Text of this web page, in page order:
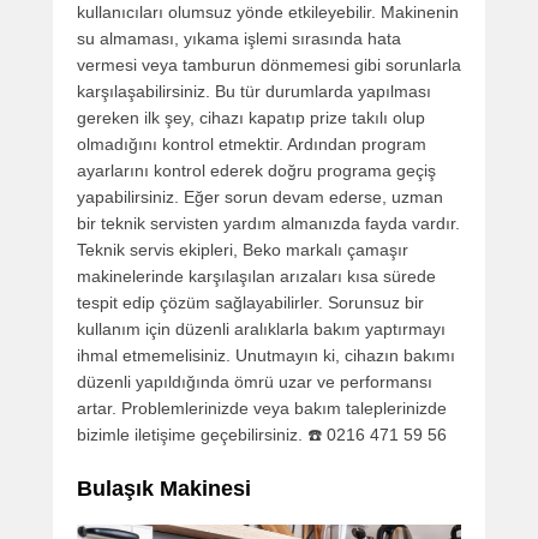
kullanıcıları olumsuz yönde etkileyebilir. Makinenin
su almaması, yıkama işlemi sırasında hata
vermesi veya tamburun dönmemesi gibi sorunlarla
karşılaşabilirsiniz. Bu tür durumlarda yapılması
gereken ilk şey, cihazı kapatıp prize takılı olup
olmadığını kontrol etmektir. Ardından program
ayarlarını kontrol ederek doğru programa geçiş
yapabilirsiniz. Eğer sorun devam ederse, uzman
bir teknik servisten yardım almanızda fayda vardır.
Teknik servis ekipleri, Beko markalı çamaşır
makinelerinde karşılaşılan arızaları kısa sürede
tespit edip çözüm sağlayabilirler. Sorunsuz bir
kullanım için düzenli aralıklarla bakım yaptırmayı
ihmal etmemelisiniz. Unutmayın ki, cihazın bakımı
düzenli yapıldığında ömrü uzar ve performansı
artar. Problemlerinizde veya bakım taleplerinizde
bizimle iletişime geçebilirsiniz. ☎️ 0216 471 59 56
Bulaşık Makinesi